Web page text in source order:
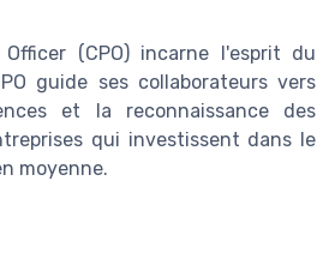
(CPO) incarne l'esprit du
guide ses collaborateurs vers
et la reconnaissance des
qui investissent dans le
moyenne.